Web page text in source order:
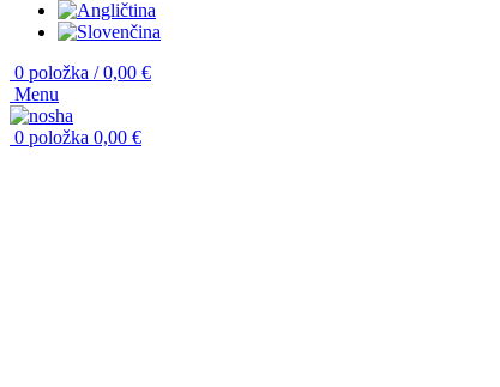
0 položka / 0,00 €
Menu
0 položka 0,00 €